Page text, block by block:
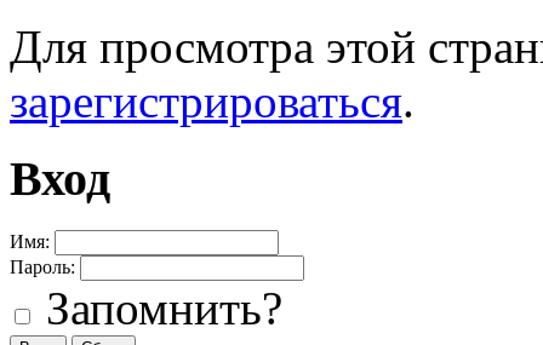
Для просмотра этой
зарегистрироваться.
Вход
Имя:
Пароль:
Запомнить?